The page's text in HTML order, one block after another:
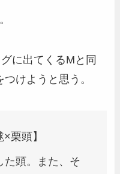
に出てくるMと同
けようと思う。
栗頭】
た頭。また、そ